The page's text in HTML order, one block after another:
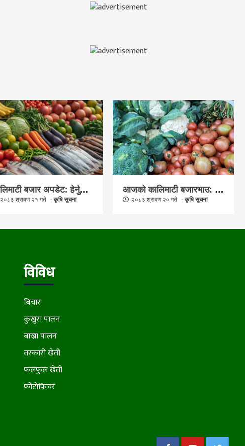
कालिमाटी बजार अपडेट: हेर्नुहोस् आजको तरकारी, फलफूल र माछाको मूल्यसूची
२०८३ श्रावण २१ गते कृषि सूचना
आजको कालिमाटी बजारभाउ: माछा, फलफूल र तरकारीको एकै ठाउँमा सम्पूर्ण थोक मूल्यसूची
२०८३ श्रावण २० गते कृषि सूचना
विविध
बिचार
कुखुरा पालन
बाख्रा पालन
तरकारी खेती
फलफुल खेती
फाेटाेफिचर